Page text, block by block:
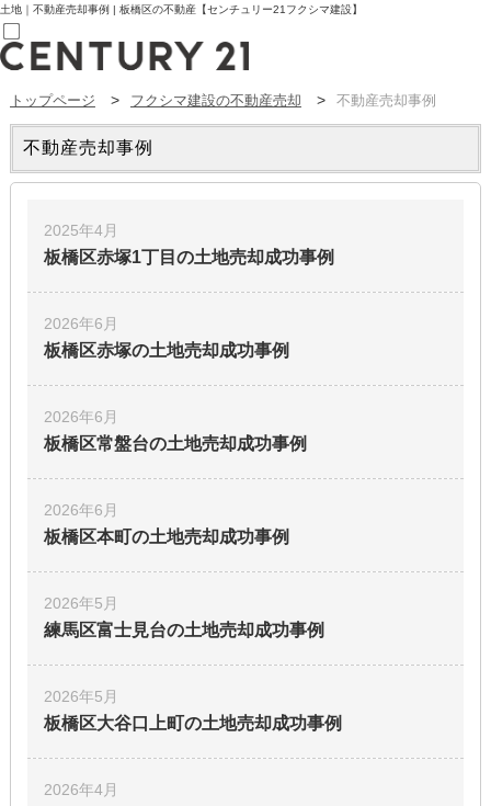
土地｜不動産売却事例 | 板橋区の不動産【センチュリー21フクシマ建設】
売買部
0120-800-844
賃貸部
購入
新規会員登録
ログイン
お気に入り物件一覧
購入TOP
条件から探す
学区から探す
住宅ローン控除シミュレータ
新築戸建て
中古戸建て
マンション
トップページ フクシマ建設の不動産売却 不動産売却事例
不動産売却事例
2025年4月
板橋区赤塚1丁目の土地売却成功事例
2026年6月
板橋区赤塚の土地売却成功事例
2026年6月
板橋区常盤台の土地売却成功事例
2026年6月
板橋区本町の土地売却成功事例
2026年5月
練馬区富士見台の土地売却成功事例
2026年5月
板橋区大谷口上町の土地売却成功事例
2026年4月